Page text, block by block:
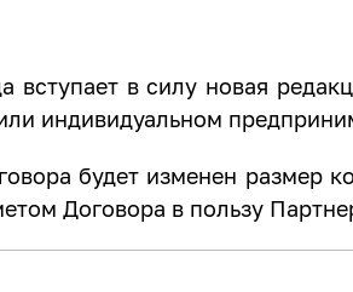
вступает в силу новая
индивидуальном
будет изменен размер
Договора в пользу